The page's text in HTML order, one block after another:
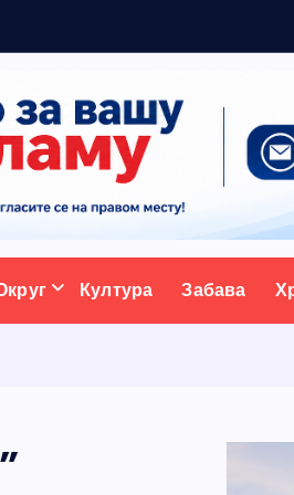
Култура Забава